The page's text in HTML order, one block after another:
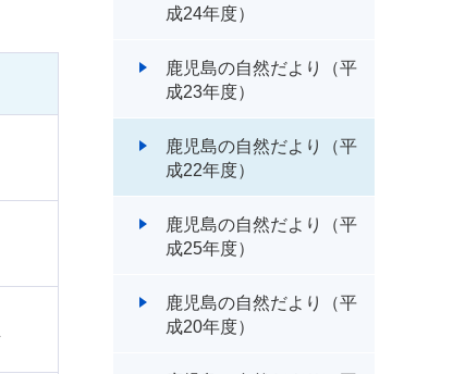
成24年度）
鹿児島の自然だより（平
成23年度）
鹿児島の自然だより（平
成22年度）
鹿児島の自然だより（平
成25年度）
鹿児島の自然だより（平
成20年度）